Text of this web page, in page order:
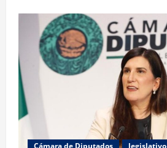
Cámara de Diputados legislativo